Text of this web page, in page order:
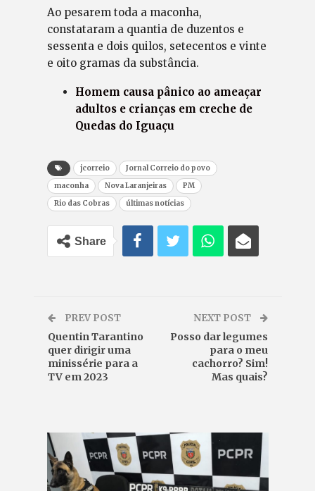
Ao pesarem toda a maconha,
constataram a quantia de duzentos e
sessenta e dois quilos, setecentos e vinte
e oito gramas da substância.
Homem causa pânico ao ameaçar
adultos e crianças em creche de
Quedas do Iguaçu
jcorreio
Jornal Correio do povo
maconha
Nova Laranjeiras
PM
Rio das Cobras
últimas notícias
Share
PREV POST
Quentin Tarantino
quer dirigir uma
minissérie para a
TV em 2023
NEXT POST
Posso dar legumes
para o meu
cachorro? Sim!
Mas quais?